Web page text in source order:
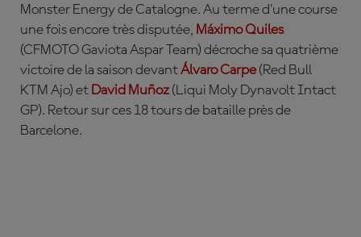
Monster Energy de Catalogne. Au terme d'une course
une fois encore très disputée, Máximo Quiles
(CFMOTO Gaviota Aspar Team) décroche sa quatrième
victoire de la saison devantÁlvaro Carpe (Red Bull
KTM Ajo) et David Muñoz (Liqui Moly Dynavolt Intact
GP). Retour sur ces 18 tours de bataille près de
Barcelone.